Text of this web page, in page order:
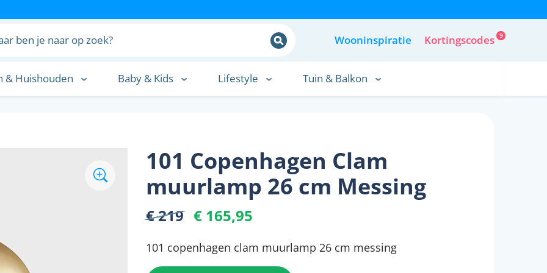
Wooninspiratie Kortingscodes 9
& Huishouden Baby & Kids Lifestyle Tuin & Balkon
101 Copenhagen Clam
muurlamp 26 cm Messing
€ 219 € 165,95
101 copenhagen clam muurlamp 26 cm messing